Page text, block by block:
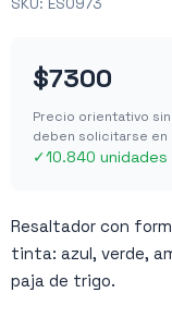
$7300
Precio orientativo
deben solicitarse en
✓10.840
Resaltador con
tinta: azul, verde,
paja de trigo.